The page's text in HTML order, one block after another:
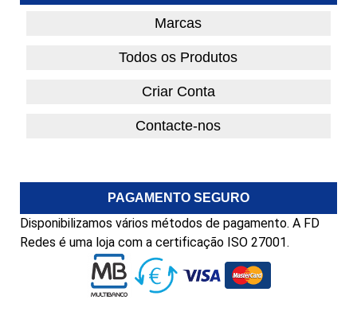
Marcas
Todos os Produtos
Criar Conta
Contacte-nos
PAGAMENTO SEGURO
Disponibilizamos vários métodos de pagamento. A FD
Redes é uma loja com a certificação ISO 27001.